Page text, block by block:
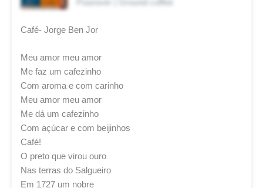
Pourover | Ground coffee
Café- Jorge Ben Jor
Meu amor meu amor
Me faz um cafezinho
Com aroma e com carinho
Meu amor meu amor
Me dá um cafezinho
Com açúcar e com beijinhos
Café!
O preto que virou ouro
Nas terras do Salgueiro
Em 1727 um nobre